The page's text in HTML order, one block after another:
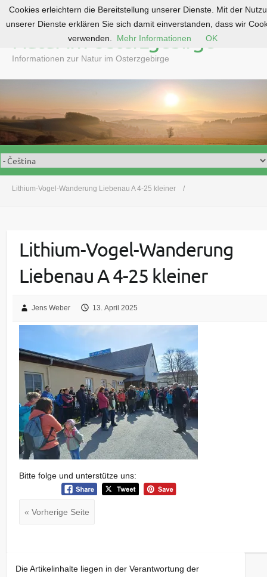
o
o
n
t
e
n
Natur im Osterzgebirge
Informationen zur Natur im Osterzgebirge
Lithium-Vogel-Wanderung Liebenau A 4-25 kleiner
Lithium-Vogel-Wanderung
Liebenau A 4-25 kleiner
Jens Weber 13. April 2025
Bitte folge und unterstütze uns:
« Vorherige Seite
Die Artikelinhalte liegen in der Verantwortung der
Cookies erleichtern die Bereitstellung unserer Dienste. Mit der
unserer Dienste erklären Sie sich damit einverstanden, dass wir
verwenden.
Mehr Informationen OK